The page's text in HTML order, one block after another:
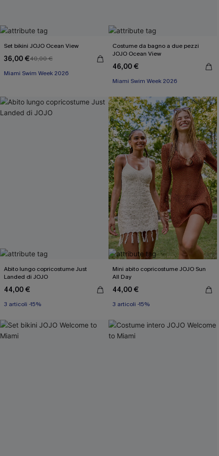
Set bikini JOJO Ocean View
36,00 €40,00 €
Miami Swim Week 2026
Costume da bagno a due pezzi
JOJO Ocean View
46,00 €
Miami Swim Week 2026
Abito lungo copricostume Just
Landed di JOJO
44,00 €
3 articoli -15%
Miami Swim Week 2026
Mini abito copricostume JOJO Sun
All Day
44,00 €
3 articoli -15%